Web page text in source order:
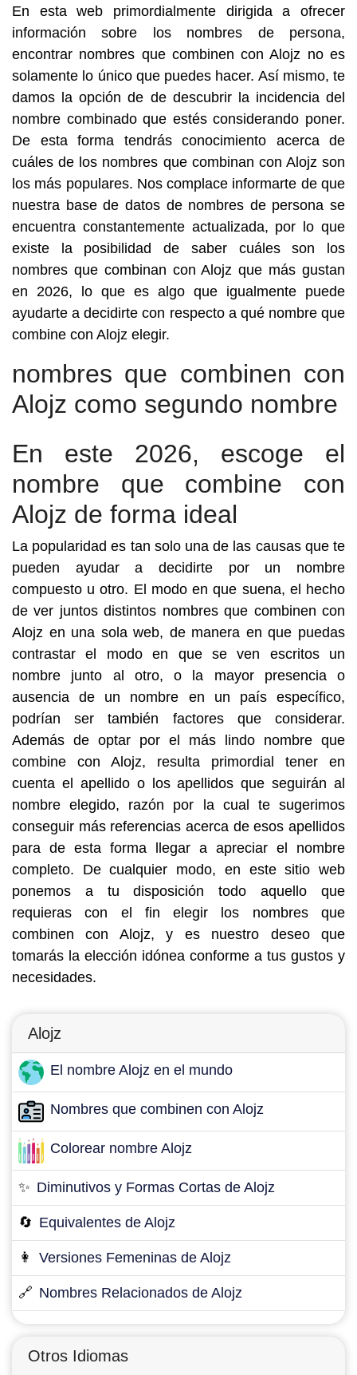
En esta web primordialmente dirigida a ofrecer
información sobre los nombres de persona,
encontrar nombres que combinen con Alojz no es
solamente lo único que puedes hacer. Así mismo, te
damos la opción de de descubrir la incidencia del
nombre combinado que estés considerando poner.
De esta forma tendrás conocimiento acerca de
cuáles de los nombres que combinan con Alojz son
los más populares. Nos complace informarte de que
nuestra base de datos de nombres de persona se
encuentra constantemente actualizada, por lo que
existe la posibilidad de saber cuáles son los
nombres que combinan con Alojz que más gustan
en 2026, lo que es algo que igualmente puede
ayudarte a decidirte con respecto a qué nombre que
combine con Alojz elegir.
nombres que combinen con
Alojz como segundo nombre
En este 2026, escoge el
nombre que combine con
Alojz de forma ideal
La popularidad es tan solo una de las causas que te
pueden ayudar a decidirte por un nombre
compuesto u otro. El modo en que suena, el hecho
de ver juntos distintos nombres que combinen con
Alojz en una sola web, de manera en que puedas
contrastar el modo en que se ven escritos un
nombre junto al otro, o la mayor presencia o
ausencia de un nombre en un país específico,
podrían ser también factores que considerar.
Además de optar por el más lindo nombre que
combine con Alojz, resulta primordial tener en
cuenta el apellido o los apellidos que seguirán al
nombre elegido, razón por la cual te sugerimos
conseguir más referencias acerca de esos apellidos
para de esta forma llegar a apreciar el nombre
completo. De cualquier modo, en este sitio web
ponemos a tu disposición todo aquello que
requieras con el fin elegir los nombres que
combinen con Alojz, y es nuestro deseo que
tomarás la elección idónea conforme a tus gustos y
necesidades.
Alojz
El nombre Alojz en el mundo
Nombres que combinen con Alojz
Colorear nombre Alojz
✨ Diminutivos y Formas Cortas de Alojz
🔄 Equivalentes de Alojz
👩 Versiones Femeninas de Alojz
🔗 Nombres Relacionados de Alojz
Otros Idiomas